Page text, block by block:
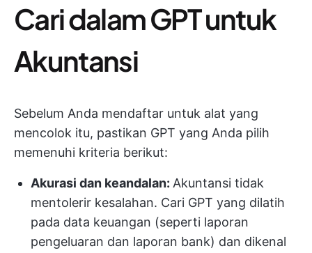
Cari dalam GPT untuk
Akuntansi
Sebelum Anda mendaftar untuk alat yang
mencolok itu, pastikan GPT yang Anda pilih
memenuhi kriteria berikut:
Akurasi dan keandalan: Akuntansi tidak
mentolerir kesalahan. Cari GPT yang dilatih
pada data keuangan (seperti laporan
pengeluaran dan laporan bank) dan dikenal